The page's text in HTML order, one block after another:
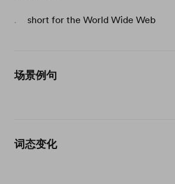
. short for the World Wide Web
场景例句
词态变化